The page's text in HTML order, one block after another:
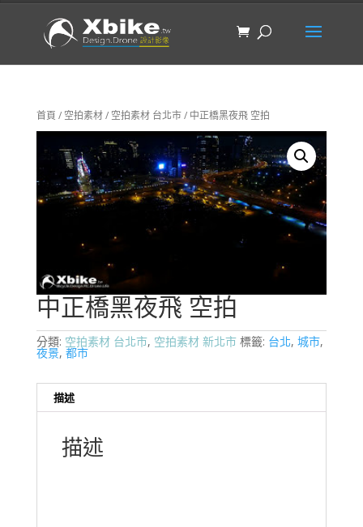
首頁 / 空拍素材/ 空拍素材 台北市/ 中正橋黑夜飛 空拍
中正橋黑夜飛 空拍
分類: 空拍素材 台北市, 空拍素材 新北市 標籤: 台北, 城市,
夜景, 都市
描述
描述